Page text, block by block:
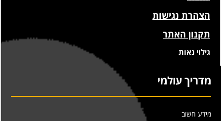
הצהרת נגישות
תקנון האתר
גילוי נאות
מדריך עולמי
מידע חשוב